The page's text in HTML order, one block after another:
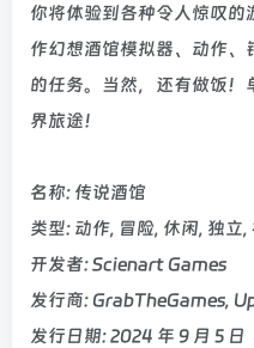
你将体验到各种令人惊叹
作幻想酒馆模拟器、动作
的任务。当然，还有做饭
界旅途！
名称: 传说酒馆
类型: 动作, 冒险, 休闲, 独立,
开发者: Scienart Games
发行商: GrabTheGames,
发行日期: 2024 年 9 月 5 日